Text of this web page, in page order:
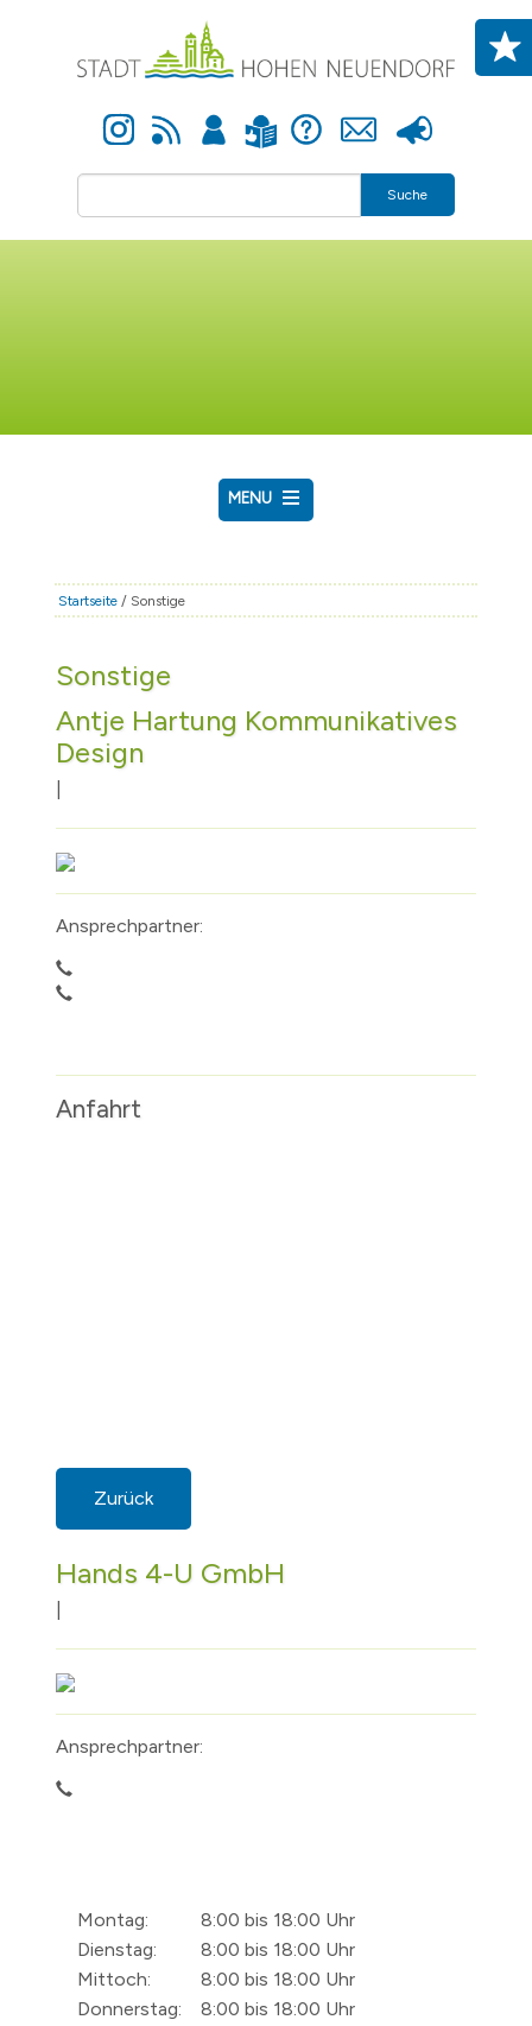
Instagram Newsfeed Anmelden Leichte Sprache Hilfe Kontakt Presse
Suche
MENU
RATHAUS & POLITIK
TOURISMUS
Startseite / Sonstige
Sonstige
Antje Hartung Kommunikatives
Design
Ansprechpartner:
Anfahrt
Zurück
Hands 4-U GmbH
Ansprechpartner:
Montag:
8:00 bis 18:00 Uhr
Dienstag:
8:00 bis 18:00 Uhr
Mittoch:
8:00 bis 18:00 Uhr
Donnerstag:
8:00 bis 18:00 Uhr